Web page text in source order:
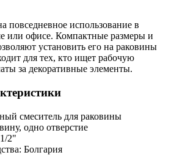
повседневное использование в
или офисе. Компактные размеры и
установить его на раковины
для тех, кто ищет рабочую
за декоративные элементы.
смеситель для раковины
одно отверстие
2"
Болгария